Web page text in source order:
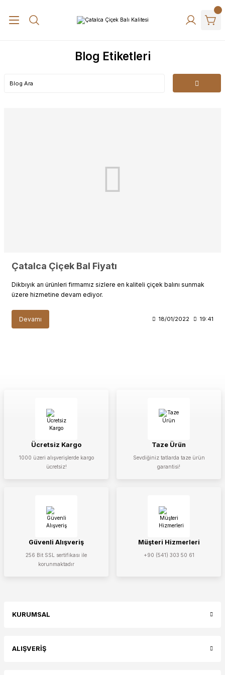
Blog Etiketleri
Çatalca Çiçek Bal Fiyatı
Dikbıyık arı ürünleri firmamız sizlere en kaliteli çiçek balını sunmak
üzere hizmetine devam ediyor.
Devamı 18/01/2022 19:41
Ücretsiz Kargo
1000 üzeri alışverişlerde kargo
ücretsiz!
Taze Ürün
Sevdiğiniz tatlarda taze ürün
garantisi!
Güvenli Alışveriş
256 Bit SSL sertifikası ile
korunmaktadır
Müşteri Hizmerleri
+90 (541) 303 50 61
KURUMSAL
ALIŞVERİŞ